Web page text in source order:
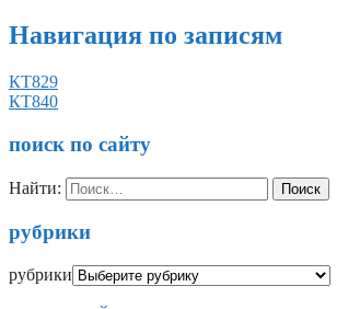
Навигация по записям
КТ829
КТ840
поиск по сайту
Найти:
рубрики
рубрики